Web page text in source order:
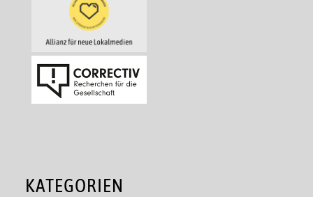
KATEGORIEN